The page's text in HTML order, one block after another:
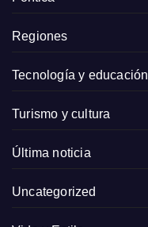
Regiones
Tecnología y educación
Turismo y cultura
Última noticia
Uncategorized